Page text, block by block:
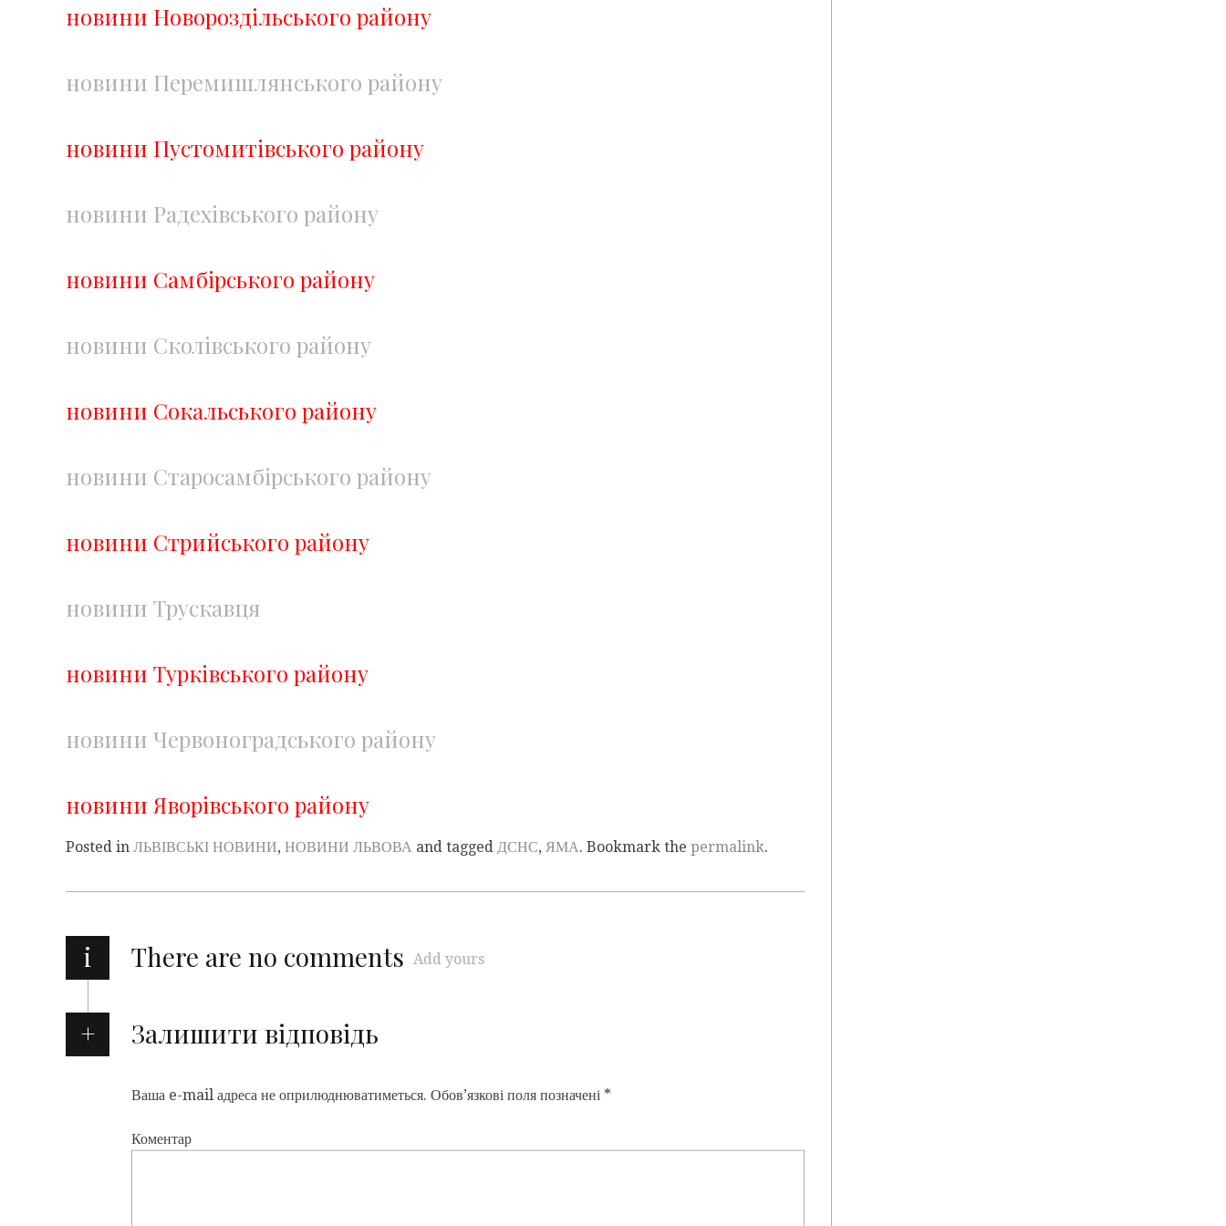
новини Новороздільського району
новини Перемишлянського району
новини Пустомитівського району
новини Радехівського району
новини Самбірського району
новини Сколівського району
новини Сокальського району
новини Старосамбірського району
новини Стрийського району
новини Трускавця
новини Турківського району
новини Червоноградського району
новини Яворівського району
Posted in ЛЬВІВСЬКІ НОВИНИ, НОВИНИ ЛЬВОВА and tagged ДСНС, ЯМА. Bookmark the permalink.
i There are no comments Add yours
Залишити відповідь
Ваша e-mail адреса не оприлюднюватиметься. Обов’язкові поля позначені *
Коментар